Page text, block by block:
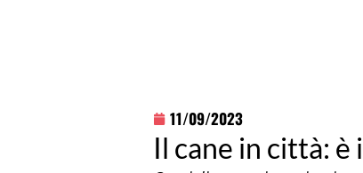
11/09/2023
Il cane in città: